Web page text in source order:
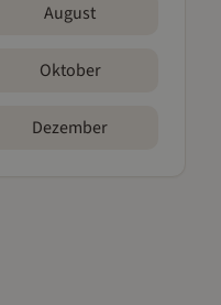
August
Oktober
Dezember